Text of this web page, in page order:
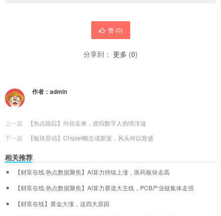
赞 (0)
分享到： 更多 (0)
作者： admin
上一篇
【热点跟踪】向你走来，虚拟数字人热情洋溢
下一篇
【板块异动】Chiplet概念成新宠，风头何以致盛
相关推荐
【财富在线·热点数据聚焦】AI算力持续上涨，医药板块走高
【财富在线·热点数据聚焦】AI算力赛道大主线，PCB产业链集体走强
【财富在线】黄金大涨，这四大原因